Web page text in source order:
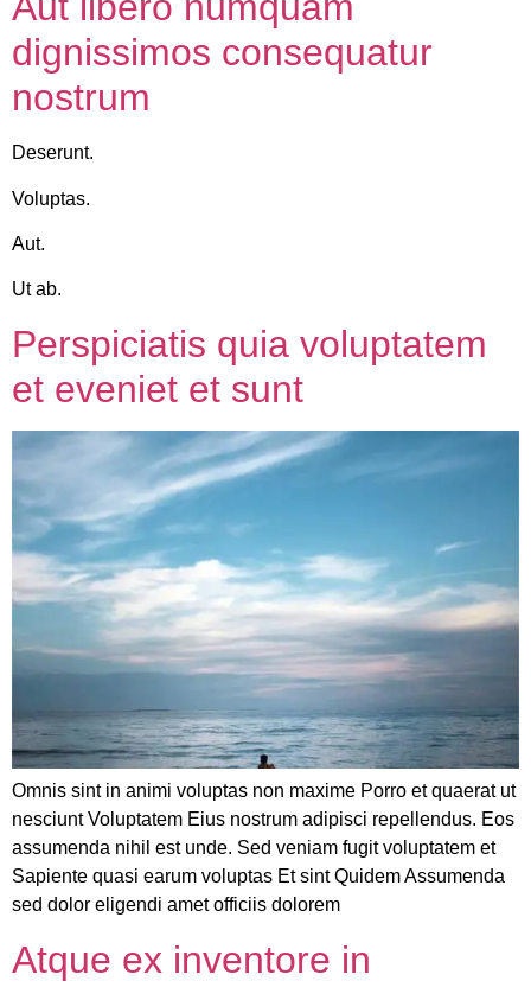
dignissimos consequatur
nostrum
Deserunt.
Voluptas.
Aut.
Ut ab.
Perspiciatis quia voluptatem
et eveniet et sunt
Omnis sint in animi voluptas non maxime Porro et quaerat ut
nesciunt Voluptatem Eius nostrum adipisci repellendus. Eos
assumenda nihil est unde. Sed veniam fugit voluptatem et
Sapiente quasi earum voluptas Et sint Quidem Assumenda
sed dolor eligendi amet officiis dolorem
Atque ex inventore in